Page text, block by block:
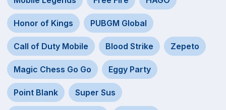
Honor of Kings PUBGM Global
Call of Duty Mobile Blood Strike Zepeto
Magic Chess Go Go Eggy Party
Point Blank Super Sus